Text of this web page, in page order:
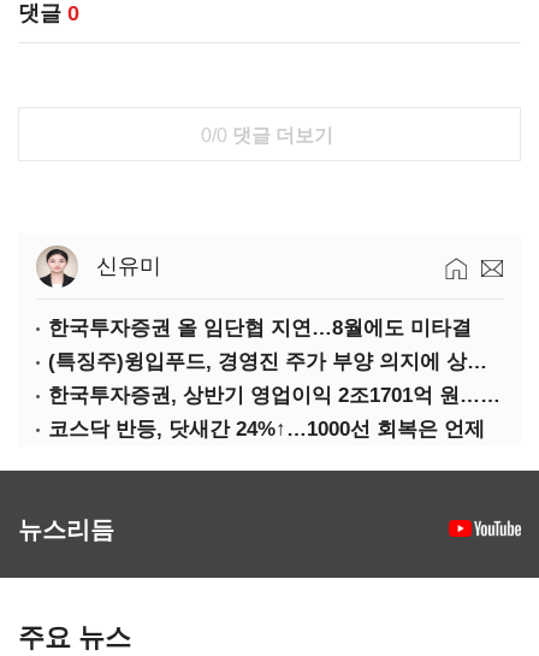
댓글 0
0/0 댓글 더보기
신유미
한국투자증권 올 임단협 지연…8월에도 미타결
(특징주)윙입푸드, 경영진 주가 부양 의지에 상한가
한국투자증권, 상반기 영업이익 2조1701억 원… 전년비 89.1%↑
코스닥 반등, 닷새간 24%↑…1000선 회복은 언제
뉴스리듬
주요 뉴스